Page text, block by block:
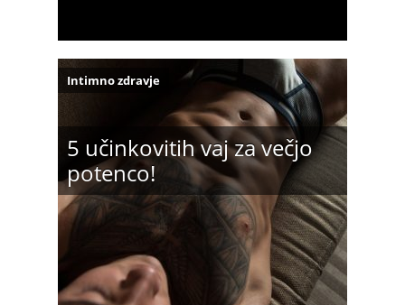
5 učinkovitih vaj za večjo
potenco!
Intimno zdravje